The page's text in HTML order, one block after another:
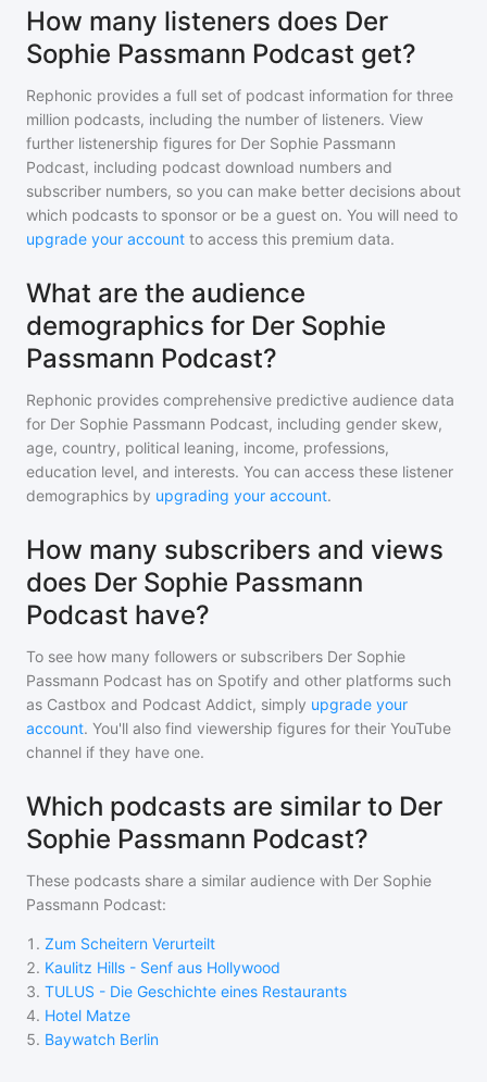
How many listeners does Der
Sophie Passmann Podcast get?
Rephonic provides a full set of podcast information for three
million podcasts, including the number of listeners. View
further listenership figures for Der Sophie Passmann
Podcast, including podcast download numbers and
subscriber numbers, so you can make better decisions about
which podcasts to sponsor or be a guest on. You will need to
upgrade your account to access this premium data.
What are the audience
demographics for Der Sophie
Passmann Podcast?
Rephonic provides comprehensive predictive audience data
for Der Sophie Passmann Podcast, including gender skew,
age, country, political leaning, income, professions,
education level, and interests. You can access these listener
demographics by upgrading your account.
How many subscribers and views
does Der Sophie Passmann
Podcast have?
To see how many followers or subscribers Der Sophie
Passmann Podcast has on Spotify and other platforms such
as Castbox and Podcast Addict, simply upgrade your
account. You'll also find viewership figures for their YouTube
channel if they have one.
Which podcasts are similar to Der
Sophie Passmann Podcast?
These podcasts share a similar audience with Der Sophie
Passmann Podcast:
1 . Zum Scheitern Verurteilt
2. Kaulitz Hills - Senf aus Hollywood
3. TULUS - Die Geschichte eines Restaurants
4. Hotel Matze
5. Baywatch Berlin